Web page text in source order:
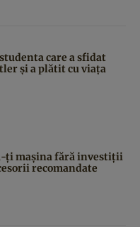
care a sfidat
și a plătit cu viața
ți mașina fără investiții
recomandate